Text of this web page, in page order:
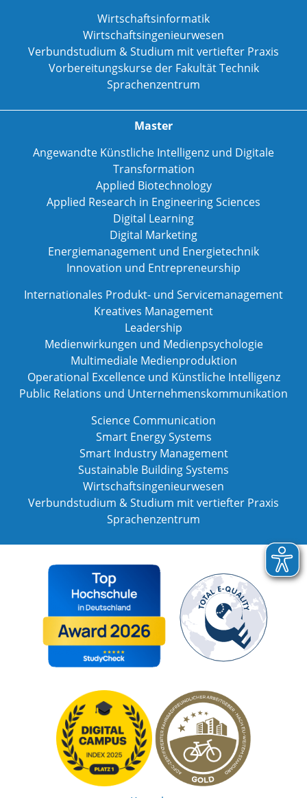
Wirtschaftsinformatik
Wirtschaftsingenieurwesen
Verbundstudium & Studium mit vertiefter Praxis
Vorbereitungskurse der Fakultät Technik
Sprachenzentrum
Master
Angewandte Künstliche Intelligenz und Digitale
Transformation
Applied Biotechnology
Applied Research in Engineering Sciences
Digital Learning
Digital Marketing
Energiemanagement und Energietechnik
Innovation und Entrepreneurship
Internationales Produkt- und Servicemanagement
Kreatives Management
Leadership
Medienwirkungen und Medienpsychologie
Multimediale Medienproduktion
Operational Excellence und Künstliche Intelligenz
Public Relations und Unternehmenskommunikation
Science Communication
Smart Energy Systems
Smart Industry Management
Sustainable Building Systems
Wirtschaftsingenieurwesen
Verbundstudium & Studium mit vertiefter Praxis
Sprachenzentrum